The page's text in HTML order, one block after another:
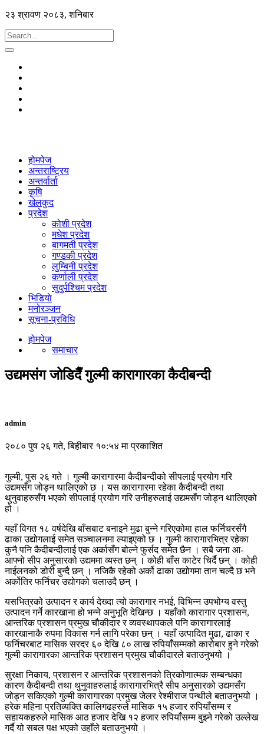
२३ श्रावण २०८३, शनिबार
होमपेज
अन्तराष्ट्रिय
अन्तर्वार्ता
कृषि
खेलकुद
प्रदेश
कोशी प्रदेश
मधेश प्रदेश
बागमती प्रदेश
गण्डकी प्रदेश
लुम्बिनी प्रदेश
कर्णाली प्रदेश
सुदुर्पश्चिम प्रदेश
भिडियाे
मनोरञ्जन
सूचना-प्रविधि
होमपेज
समाचार
उद्यमसंग जोडिदैँ गुल्मी कारागारका कैदीबन्दी
admin
२०८० पुष २६ गते, बिहीबार १०:५४ मा प्रकाशित
गुल्मी, पुस २६ गते । गुल्मी कारागारमा कैदीबन्दीको सीपलाई प्रयोग गरि
उद्यमसँग जोड्न थालिएको छ । यस कारागारमा रहेका कैदीबन्दी तथा
थुनुवाहरुसँग भएको सीपलाई प्रयोग गरि उनीहरुलाई उद्यमसँग जोड्न थालिएको
हो ।
यहाँ विगत १८ वर्षदेखि बाँसबाट बनाइने मुढा बुन्ने गरिएकोमा हाल फर्निचरसँगै
ढाका उद्योगलाई समेत सञ्चालनमा ल्याइएको छ । गुल्मी कारागारभित्र रहेका
कुनै पनि कैदीबन्दीलाई एक अर्कासँग बोल्ने फुर्सद समेत छैन । सबै जना आ-
आफ्नो सीप अनुसारको उद्यममा व्यस्त छन् । कोही बाँस काटेर चिर्दै छन् । कोही
नाईलनको डोरी बुन्दै छन् । नजिकै रहेको अर्को ढाका उद्योगमा तान चल्दै छ भने
अर्कोतिर फर्निचर उद्योगको चलाउदै छन् ।
यसभित्रको उत्पादन र कार्य देख्दा त्यो कारागार नभई, विभिन्न उपभोग्य वस्तु
उत्पादन गर्ने कारखाना हो भन्ने अनुभूति देखिन्छ । यहाँको कारागार प्रशासन,
आन्तरिक प्रशासन प्रमुख चौकीदार र व्यवस्थापकले पनि कारागारलाई
कारखानाकै रुपमा विकास गर्न लागि परेका छन् । यहाँ उत्पादित मुढा, ढाका र
फर्निचरबाट मासिक सरदर ६० देखि ८० लाख रुपियाँसम्मको कारोबार हुने गरेको
गुल्मी कारागारका आन्तरिक प्रशासन प्रमुख चौकीदारले बताउनुभयो ।
सुरक्षा निकाय, प्रशासन र आन्तरिक प्रशासनको त्रिकोणात्मक सम्बन्धका
कारण कैदीबन्दी तथा थुनुवाहरुलाई कारागारभित्रै सीप अनुसारको उद्यमसँग
जोड्न सकिएको गुल्मी कारागारका प्रमुख जेलर रेश्मीराज पन्थीले बताउनुभयो ।
हरेक महिना प्रतिव्यक्ति कालिगढहरुले मासिक १५ हजार रुपियाँसम्म र
सहायकहरुले मासिक आठ हजार देखि १२ हजार रुपियाँसम्म बुझ्ने गरेको उल्लेख
गर्दै यो सबल पक्ष भएको उहाँले बताउनुभयो ।